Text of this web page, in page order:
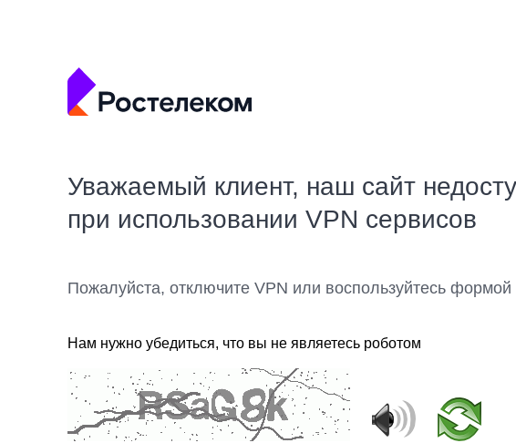
Уважаемый клиент, наш сайт
при использовании VPN сервисов
Пожалуйста, отключите VPN или воспользуйтесь
Нам нужно убедиться, что вы не являетесь роботом